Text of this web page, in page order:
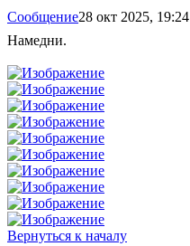
Сообщение28 окт 2025, 19:24
Намедни.
Вернуться к началу